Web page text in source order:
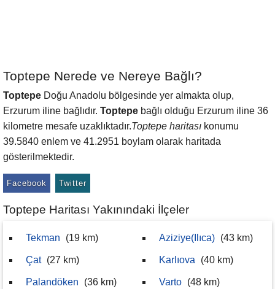
Toptepe Nerede ve Nereye Bağlı?
Toptepe Doğu Anadolu bölgesinde yer almakta olup,
Erzurum iline bağlıdır. Toptepe bağlı olduğu Erzurum iline 36
kilometre mesafe uzaklıktadır.Toptepe haritası konumu
39.5840 enlem ve 41.2951 boylam olarak haritada
gösterilmektedir.
Facebook Twitter
Toptepe Haritası Yakınındaki İlçeler
Tekman (19 km)
Çat (27 km)
Palandöken (36 km)
Aziziye(Ilıca) (43 km)
Karlıova (40 km)
Varto (48 km)